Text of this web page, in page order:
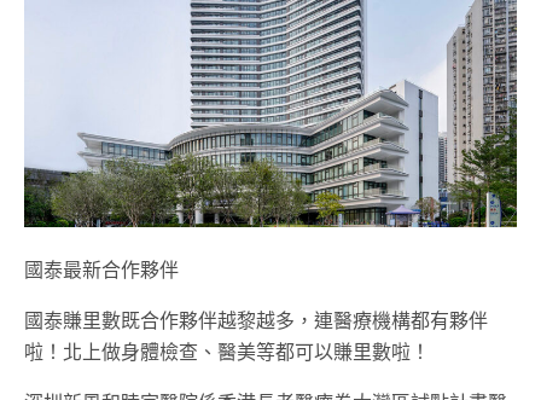
國泰最新合作夥伴
國泰賺里數既合作夥伴越黎越多，連醫療機構都有夥伴
啦！北上做身體檢查、醫美等都可以賺里數啦！